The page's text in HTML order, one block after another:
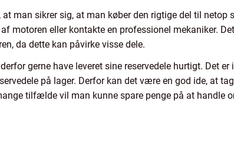
man sikrer sig, at man køber den rigtige del til netop
motoren eller kontakte en professionel mekaniker.
da dette kan påvirke visse dele.
gerne have leveret sine reservedele hurtigt. Det
på lager. Derfor kan det være en god ide, at
tilfælde vil man kunne spare penge på at handle